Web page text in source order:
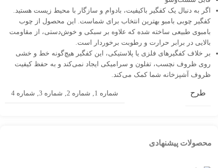
اگر به دنبال یک کفگیر باکیفیت، بادوام و سازگار با محیط زیست هستید.
کفگیر چوبی بامبو بهترین انتخاب برای شماست. این محصول از چوب
بامبوی طبیعی ساخته شده که علاوه بر سبکی و خوش‌دستی، از مقاومت
بالایی در برابر حرارت و رطوبت برخوردار است.
بر خلاف کفگیرهای فلزی یا پلاستیکی، این کفگیر هیچ‌گونه خط و خشی
روی ظروف نچسب، تفلون و سرامیکی ایجاد نمی‌کند و به حفظ کیفیت
ظروف آشپزخانه شما کمک می‌کند.
طرح شماره 1 , شماره 2 , شماره 3 , شماره 4
محصولات پیشنهادی